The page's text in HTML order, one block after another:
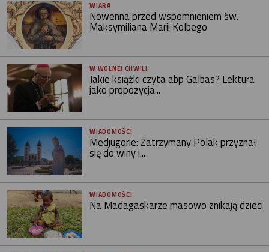
WIARA
Nowenna przed wspomnieniem św.
Maksymiliana Marii Kolbego
W WOLNEJ CHWILI
Jakie książki czyta abp Galbas? Lektura
jako propozycja...
WIADOMOŚCI
Medjugorie: Zatrzymany Polak przyznał
się do winy i...
WIADOMOŚCI
Na Madagaskarze masowo znikają dzieci